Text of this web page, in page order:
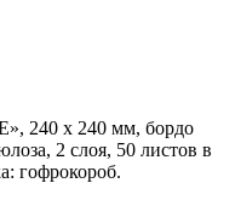
240 х 240 мм, бордо
2 слоя, 50 листов в
гофрокороб.